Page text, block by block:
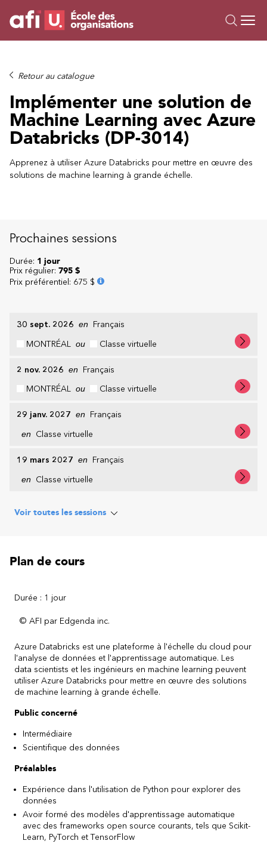
Formations
Campus IA
Sur mesure
À propos
Ressources
Retour au catalogue
Implémenter une solution de
Machine Learning avec Azure
Databricks (DP-3014)
Apprenez à utiliser Azure Databricks pour mettre en œuvre des
solutions de machine learning à grande échelle.
Prochaines sessions
30 sept. 2026 en
Français
MONTRÉAL ou Classe virtuelle
2 nov. 2026 en
Français
MONTRÉAL ou Classe virtuelle
29 janv. 2027 en Français
en Classe virtuelle
19 mars 2027 en Français
en Classe virtuelle
Voir toutes les sessions
Durée: 1 jour
Prix régulier: 795 $
Prix préférentiel : 675 $
Plan de cours
Durée : 1 jour
© AFI par Edgenda inc.
Azure Databricks est une plateforme à l'échelle du cloud pour
l'analyse de données et l'apprentissage automatique. Les
data scientists et les ingénieurs en machine learning peuvent
utiliser Azure Databricks pour mettre en œuvre des solutions
de machine learning à grande échelle.
Public concerné
Intermédiaire
Scientifique des données
Préalables
Expérience dans l'utilisation de Python pour explorer des
données
Avoir formé des modèles d'apprentissage automatique
avec des frameworks open source courants, tels que Scikit-
Learn, PyTorch et TensorFlow